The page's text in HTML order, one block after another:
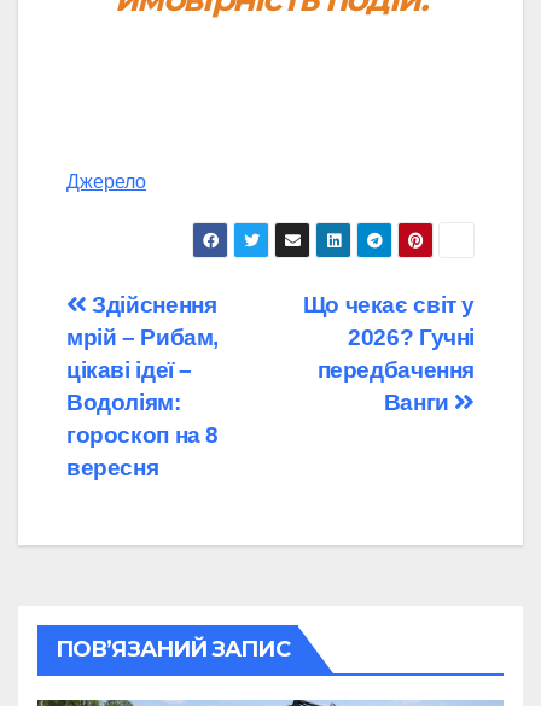
Джерело
Навігація
записів
Що чекає світ у
2026? Гучні
передбачення
Ванги
Здійснення
мрій – Рибам,
цікаві ідеї –
Водоліям:
гороскоп на 8
вересня
ПОВ’ЯЗАНИЙ ЗАПИС